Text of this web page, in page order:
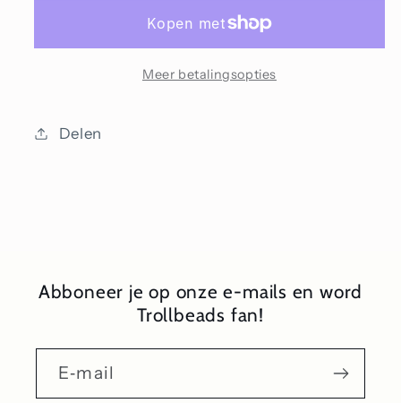
Meer betalingsopties
Delen
Abboneer je op onze e-mails en word
Trollbeads fan!
E‑mail